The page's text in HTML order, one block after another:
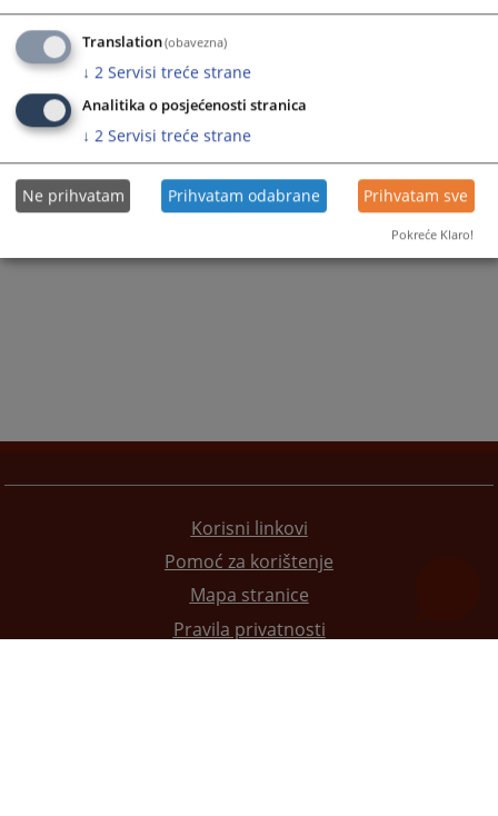
Korisni linkovi
Pomoć za korištenje
Mapa stranice
Pravila privatnosti
Translation(obavezna)
↓ 2 Servisi treće strane
Analitika o posjećenosti stranica
↓ 2 Servisi treće strane
Ne prihvatam Prihvatam odabrane Prihvatam sve
Pokreće Klaro!